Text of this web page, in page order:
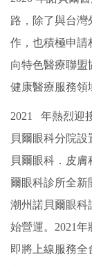
路，除了與台灣
作，也積極申請
向特色醫療聯盟
健康醫療服務領
2021 年熱烈迎
貝爾眼科分院
貝爾眼科．皮
爾眼科診所全新
潮州諾貝爾眼科
始營運。2021
即將上線服務